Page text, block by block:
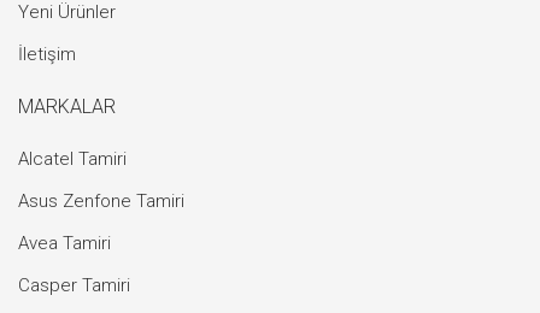
Yeni Ürünler
İletişim
MARKALAR
Alcatel Tamiri
Asus Zenfone Tamiri
Avea Tamiri
Casper Tamiri